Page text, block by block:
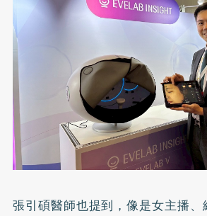
張引碩醫師也提到，像是女主播